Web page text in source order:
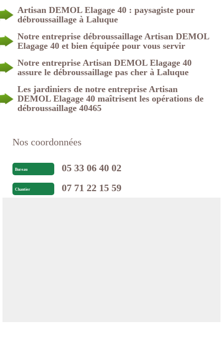
Artisan DEMOL Elagage 40 : paysagiste pour
débroussaillage à Laluque
Notre entreprise débroussaillage Artisan DEMOL
Elagage 40 et bien équipée pour vous servir
Notre entreprise Artisan DEMOL Elagage 40
assure le débroussaillage pas cher à Laluque
Les jardiniers de notre entreprise Artisan
DEMOL Elagage 40 maîtrisent les opérations de
débroussaillage 40465
Nos coordonnées
Bureau 05 33 06 40 02
Chantier 07 71 22 15 59